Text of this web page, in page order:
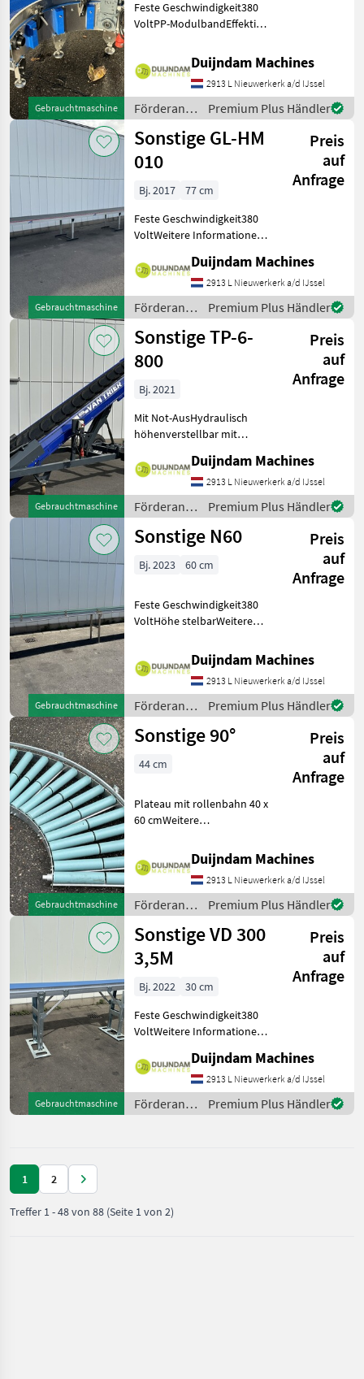
Gebrauchtmaschine
Feste Geschwindigkeit380
VoltPP-ModulbandEffektive
Informationen oder eine
vollständige Angebot?
Fragen Sie das einfach und
schnell an auf unsere
Duijndam Machines
2913 L Nieuwerkerk a/d IJssel
Förderanlagen
/ Sonstige
Premium Plus Händler
Gebrauchtmaschine
Sonstige GL-HM
010
Preis
auf
Anfrage
Bj. 2017
77 cm
Feste Geschwindigkeit380
VoltWeitere Informationen
Angebot? Fragen Sie das
einfach und schnell an auf
unsere Duijndam Machines
Website! Sie kö
Duijndam Machines
2913 L Nieuwerkerk a/d IJssel
Förderanlagen
/ Sonstige
Premium Plus Händler
Gebrauchtmaschine
Sonstige TP-6-
800
Preis
auf
Anfrage
Bj. 2021
Mit Not-AusHydraulisch
höhenverstellbar mit
solide QualitätWeitere
Informationen oder eine
vollständige Angebot?
Fragen Sie das einfach und
schn
Duijndam Machines
2913 L Nieuwerkerk a/d IJssel
Förderanlagen
/ Sonstige
Premium Plus Händler
Gebrauchtmaschine
Sonstige N60
Preis
auf
Anfrage
Bj. 2023 60 cm
Feste Geschwindigkeit380
VoltHöhe stelbarWeitere
vollständige Angebot?
Fragen Sie das einfach und
schnell an auf unsere
Duijndam Machines Web
Duijndam Machines
2913 L Nieuwerkerk a/d IJssel
Förderanlagen
/ Sonstige
Premium Plus Händler
Gebrauchtmaschine
Sonstige 90°
Preis
auf
Anfrage
44 cm
Plateau mit rollenbahn 40 x
60 cmWeitere
vollständige Angebot?
Fragen Sie das einfach und
schnell an auf unsere
Duijndam Machines
Website! Si
Duijndam Machines
2913 L Nieuwerkerk a/d IJssel
Förderanlagen
/ Sonstige
Premium Plus Händler
Gebrauchtmaschine
Sonstige VD 300
3,5M
Preis
auf
Anfrage
Bj. 2022
30 cm
Feste Geschwindigkeit380
VoltWeitere Informationen
Angebot? Fragen Sie das
einfach und schnell an auf
unsere Duijndam Machines
Website! Sie kö
Duijndam Machines
2913 L Nieuwerkerk a/d IJssel
Förderanlagen
/ Sonstige
Premium Plus Händler
1 2
Treffer 1-48von 88 (Seite 1 von 2)